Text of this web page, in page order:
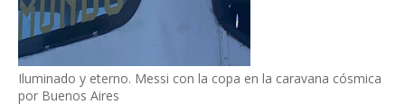
Iluminado y eterno. Messi con la copa en la caravana cósmica
por Buenos Aires